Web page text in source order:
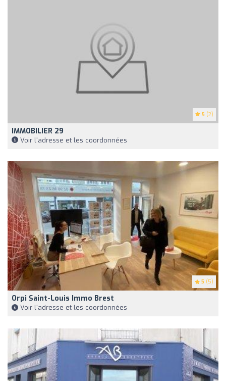
5 (2)
IMMOBILIER 29
Voir l'adresse et les coordonnées
5 (5)
Orpi Saint-Louis Immo Brest
Voir l'adresse et les coordonnées